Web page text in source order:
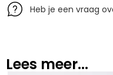
Heb je een vraag
Lees meer...